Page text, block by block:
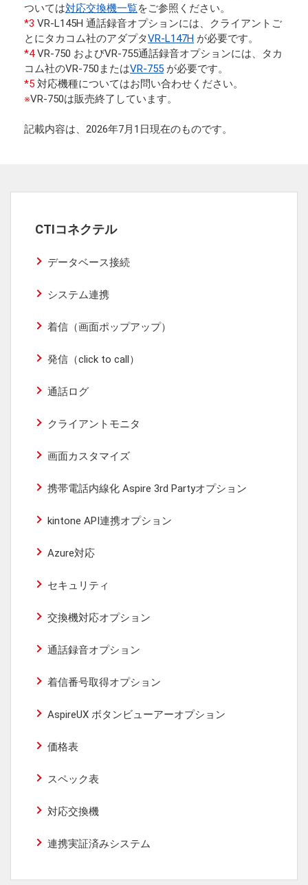
ついては対応交換機一覧をご参照ください。
*3 VR-L145H 通話録音オプションには、クライアントご
とにタカコム社のアダプタVR-L147H が必要です。
*4VR-750 およびVR-755通話録音オプションには、タカ
コム社のVR-750またはVR-755 が必要です。
*5 対応機種についてはお問い合わせください。
※VR-750は販売終了しています。
記載内容は、2026年7月1日現在のものです。
CTIコネクテル
データベース接続
システム連携
着信（画面ポップアップ）
発信（click to call）
通話ログ
クライアントモニタ
画面カスタマイズ
携帯電話内線化 Aspire 3rd Partyオプション
kintone API連携オプション
Azure対応
セキュリティ
交換機対応オプション
通話録音オプション
着信番号取得オプション
AspireUX ボタンビューアーオプション
価格表
スペック表
対応交換機
連携実証済みシステム